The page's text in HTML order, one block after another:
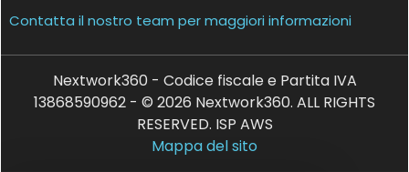
Contatta il nostro team per maggiori informazioni
Nextwork360 - Codice fiscale e Partita IVA
13868590962 - © 2026 Nextwork360. ALL RIGHTS
RESERVED. ISP AWS
Mappa del sito